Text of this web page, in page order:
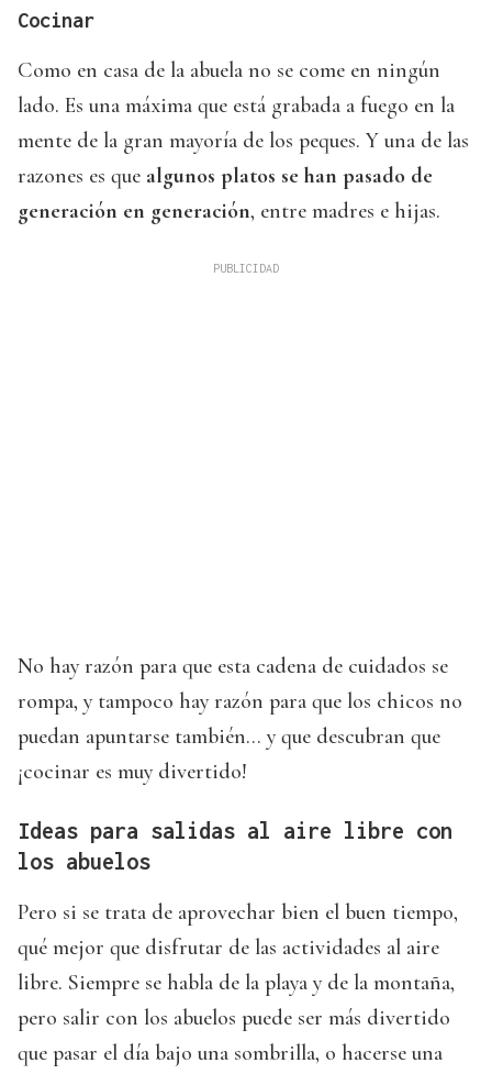
Cocinar
Como en casa de la abuela no se come en ningún
lado. Es una máxima que está grabada a fuego en la
mente de la gran mayoría de los peques. Y una de las
razones es que algunos platos se han pasado de
generación en generación, entre madres e hijas.
No hay razón para que esta cadena de cuidados se
rompa, y tampoco hay razón para que los chicos no
puedan apuntarse también... y que descubran que
¡cocinar es muy divertido!
Ideas para salidas al aire libre con
los abuelos
Pero si se trata de aprovechar bien el buen tiempo,
qué mejor que disfrutar de las actividades al aire
libre. Siempre se habla de la playa y de la montaña,
pero salir con los abuelos puede ser más divertido
que pasar el día bajo una sombrilla, o hacerse una